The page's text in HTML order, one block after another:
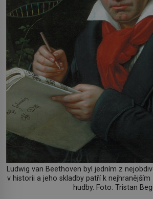
Ludwig van Beethoven byl jedním z
v historii a jeho skladby patří k
hudby. Foto: Tristan